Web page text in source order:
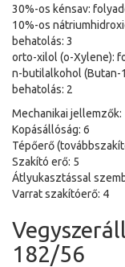
30%-os kénsav:
10%-os
behatolás: 3
orto-xilol (o-Xylene):
n-butilalkohol (Butan-
behatolás: 2
Mechanikai jellemzők:
Kopásállóság: 6
Tépőerő
Szakító erő: 5
Átlyukasztással
Varrat szakítóerő: 4
182/56